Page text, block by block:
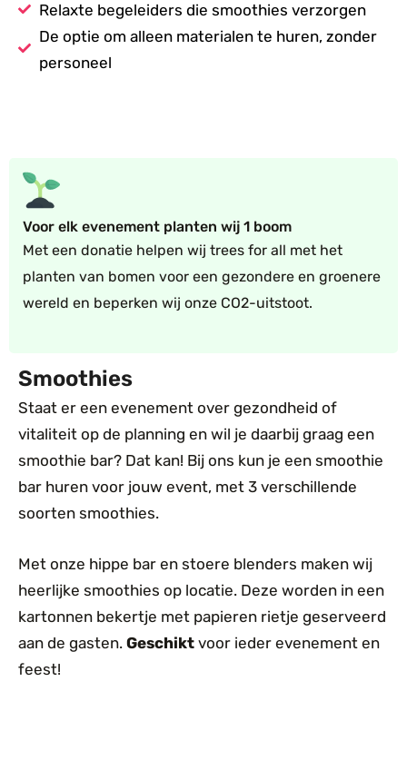
Relaxte begeleiders die smoothies verzorgen
De optie om alleen materialen te huren, zonder
personeel
Smoothies
Staat er een evenement over gezondheid of
vitaliteit op de planning en wil je daarbij graag een
smoothie bar? Dat kan! Bij ons kun je een smoothie
bar huren voor jouw event, met 3 verschillende
soorten smoothies.
Met onze hippe bar en stoere blenders maken wij
heerlijke smoothies op locatie. Deze worden in een
kartonnen bekertje met papieren rietje geserveerd
aan de gasten. Geschikt voor ieder evenement en
feest!
Voor elk evenement planten wij 1 boom
Met een donatie helpen wij trees for all met het
planten van bomen voor een gezondere en groenere
wereld en beperken wij onze CO2-uitstoot.